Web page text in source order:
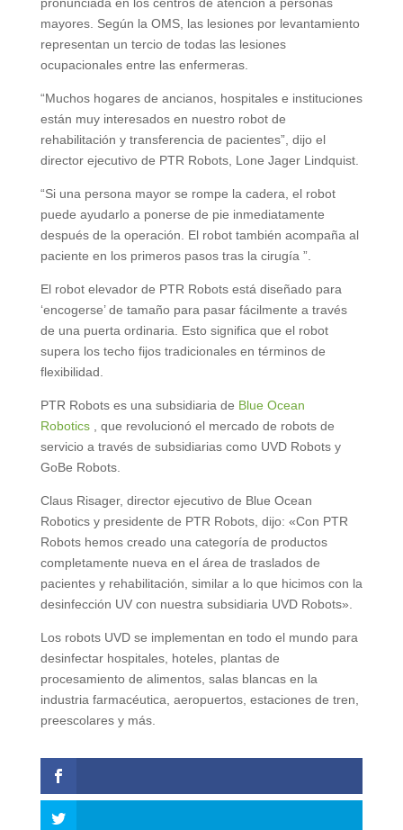
mayores. Según la OMS, las lesiones por levantamiento
representan un tercio de todas las lesiones
ocupacionales entre las enfermeras.
“Muchos hogares de ancianos, hospitales e instituciones
están muy interesados ​​en nuestro robot de
rehabilitación y transferencia de pacientes”, dijo el
director ejecutivo de PTR Robots, Lone Jager Lindquist.
“Si una persona mayor se rompe la cadera, el robot
puede ayudarlo a ponerse de pie inmediatamente
después de la operación. El robot también acompaña al
paciente en los primeros pasos tras la cirugía ”.
El robot elevador de PTR Robots está diseñado para
‘encogerse’ de tamaño para pasar fácilmente a través
de una puerta ordinaria. Esto significa que el robot
supera los techo fijos tradicionales en términos de
flexibilidad.
PTR Robots es una subsidiaria de Blue Ocean
Robotics, que revolucionó el mercado de robots de
servicio a través de subsidiarias como UVD Robots y
GoBe Robots.
Claus Risager, director ejecutivo de Blue Ocean
Robotics y presidente de PTR Robots, dijo: «Con PTR
Robots hemos creado una categoría de productos
completamente nueva en el área de traslados de
pacientes y rehabilitación, similar a lo que hicimos con la
desinfección UV con nuestra subsidiaria UVD Robots».
Los robots UVD se implementan en todo el mundo para
desinfectar hospitales, hoteles, plantas de
procesamiento de alimentos, salas blancas en la
industria farmacéutica, aeropuertos, estaciones de tren,
preescolares y más.